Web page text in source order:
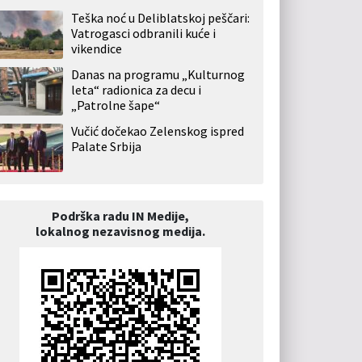
Teška noć u Deliblatskoj peščari:
Vatrogasci odbranili kuće i
vikendice
Danas na programu „Kulturnog
leta“ radionica za decu i
„Patrolne šape“
Vučić dočekao Zelenskog ispred
Palate Srbija
Podrška radu IN Medije,
lokalnog nezavisnog medija.